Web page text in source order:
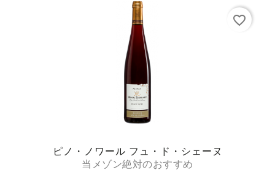
ピノ・ノワール フュ・ド・シェーヌ
当メゾン絶対のおすすめ
favorite_border